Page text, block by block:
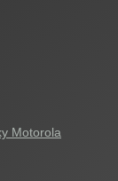
Motorola